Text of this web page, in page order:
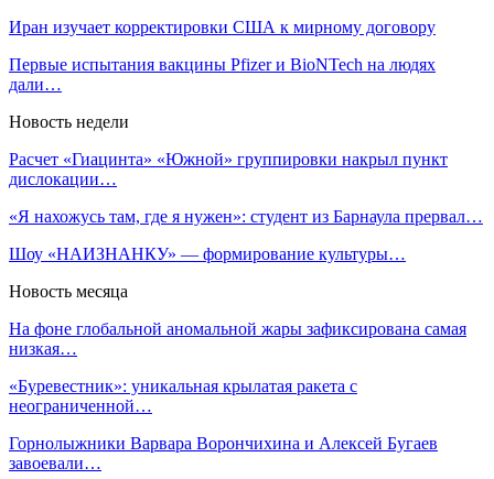
Иран изучает корректировки США к мирному договору
Первые испытания вакцины Pfizer и BioNTech на людях
дали…
Новость недели
Расчет «Гиацинта» «Южной» группировки накрыл пункт
дислокации…
«Я нахожусь там, где я нужен»: студент из Барнаула прервал…
Шоу «НАИЗНАНКУ» — формирование культуры…
Новость месяца
На фоне глобальной аномальной жары зафиксирована самая
низкая…
«Буревестник»: уникальная крылатая ракета с
неограниченной…
Горнолыжники Варвара Ворончихина и Алексей Бугаев
завоевали…